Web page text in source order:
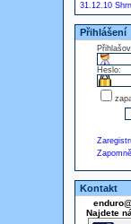
31.12.10
Přihlášení
Heslo:
Kontakt
Najdete